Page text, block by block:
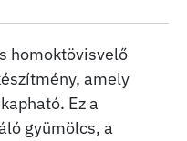
homoktövisvelő
amely
Ez a
gyümölcs, a